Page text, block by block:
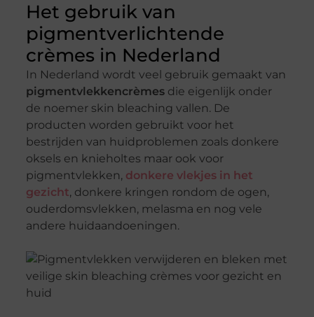
Het gebruik van
pigmentverlichtende
crèmes in Nederland
In Nederland wordt veel gebruik gemaakt van
pigmentvlekkencrèmesdie eigenlijk onder
de noemer skin bleaching vallen. De
producten worden gebruikt voor het
bestrijden van huidproblemen zoals donkere
oksels en knieholtes maar ook voor
pigmentvlekken, donkere vlekjes in het
gezicht, donkere kringen rondom de ogen,
ouderdomsvlekken, melasma en nog vele
andere huidaandoeningen.